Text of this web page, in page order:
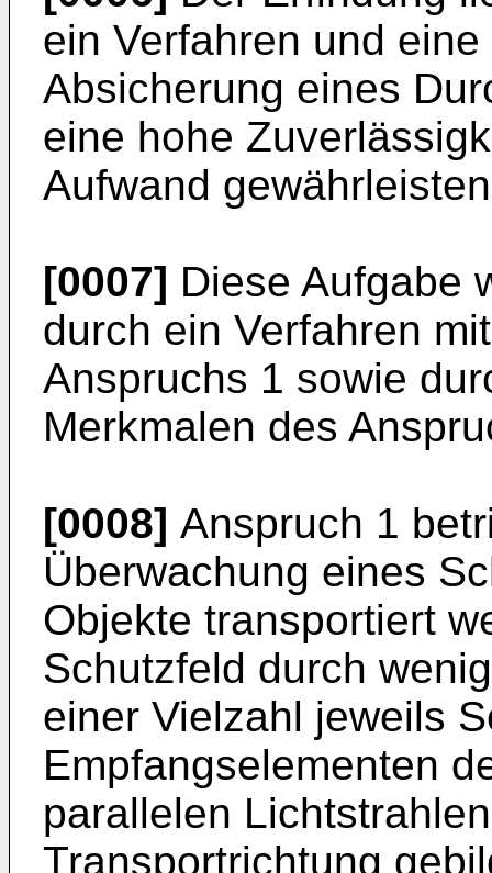
ein Verfahren und
Absicherung eines
eine hohe
Aufwand
[0007] Diese Aufgabe
durch ein Verfahren
Anspruchs 1 sowie
Merkmalen des
[0008] Anspruch 1
Überwachung eines
Objekte transportiert
Schutzfeld durch
einer Vielzahl jeweils
Empfangselementen
parallelen
Transportrichtung